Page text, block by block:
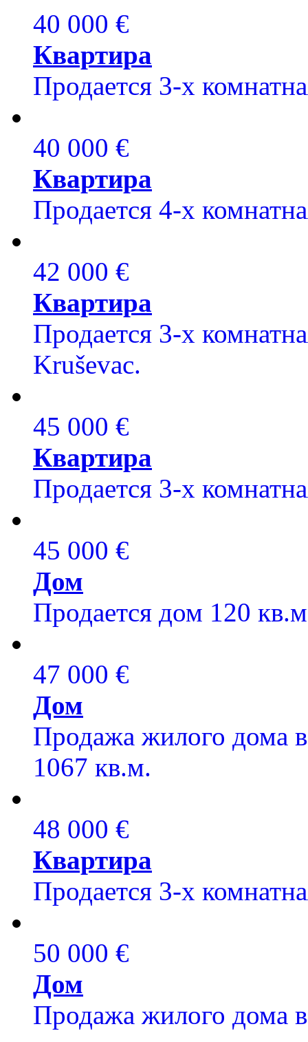
40 000 €
Квартира
Продается 3-х
40 000 €
Квартира
Продается 4-х
42 000 €
Квартира
Продается 3-х
Kruševac.
45 000 €
Квартира
Продается 3-х
45 000 €
Дом
Продается дом 120
47 000 €
Дом
Продажа жилого дома
1067 кв.м.
48 000 €
Квартира
Продается 3-х
50 000 €
Дом
Продажа жилого дома